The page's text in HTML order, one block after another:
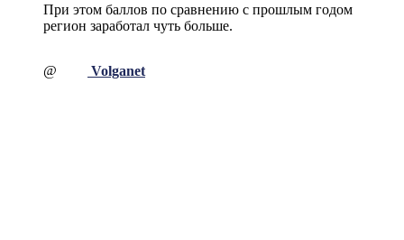
При этом баллов по сравнению с прошлым годом
регион заработал чуть больше.
@ Volganet